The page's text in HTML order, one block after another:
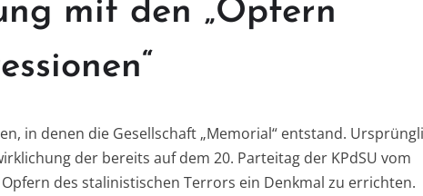
mit den „Opfern
in denen die Gesellschaft „Memorial“ entstand.
der bereits auf dem 20. Parteitag der KPdSU vom
des stalinistischen Terrors ein Denkmal zu errichten.